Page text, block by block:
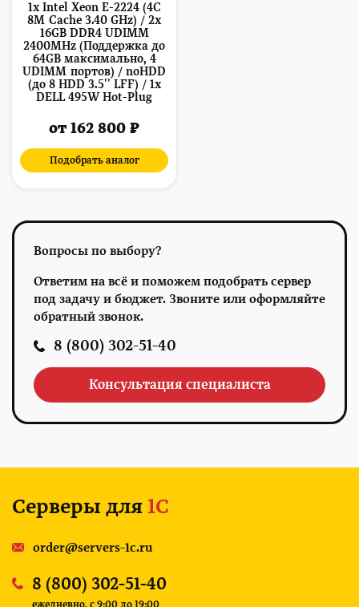
1x Intel Xeon E-2224 (4C
8M Cache 3.40 GHz) / 2x
16GB DDR4 UDIMM
2400MHz (Поддержка до
64GB максимально, 4
UDIMM портов) / noHDD
(до 8 HDD 3.5'' LFF) / 1x
DELL 495W Hot-Plug
от 162 800 ₽
Подобрать аналог
Вопросы по выбору?
Ответим на всё и поможем подобрать сервер
под задачу и бюджет. Звоните или оформляйте
обратный звонок.
8 (800) 302-51-40
Консультация специалиста
Серверы для 1С
order@servers-1c.ru
8 (800) 302-51-40
ежедневно, c 9:00 до 19:00